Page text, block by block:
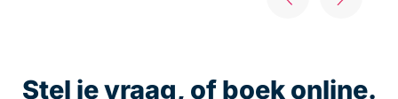
Stel je vraag, of boek online.